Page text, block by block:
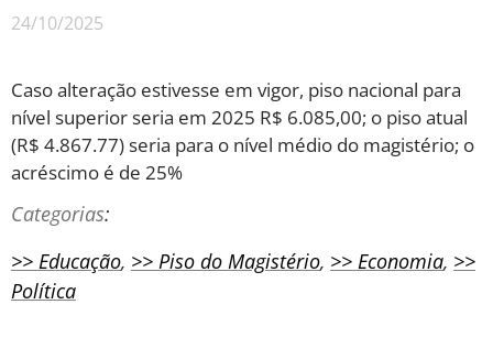
24/10/2025
Caso alteração estivesse em vigor, piso nacional para
nível superior seria em 2025 R$ 6.085,00; o piso atual
(R$ 4.867.77) seria para o nível médio do magistério; o
acréscimo é de 25%
Categorias:
>> Educação, >> Piso do Magistério, >> Economia, >>
Política